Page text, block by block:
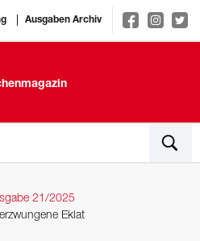
Ausgaben Archiv
21/2025
Eklat